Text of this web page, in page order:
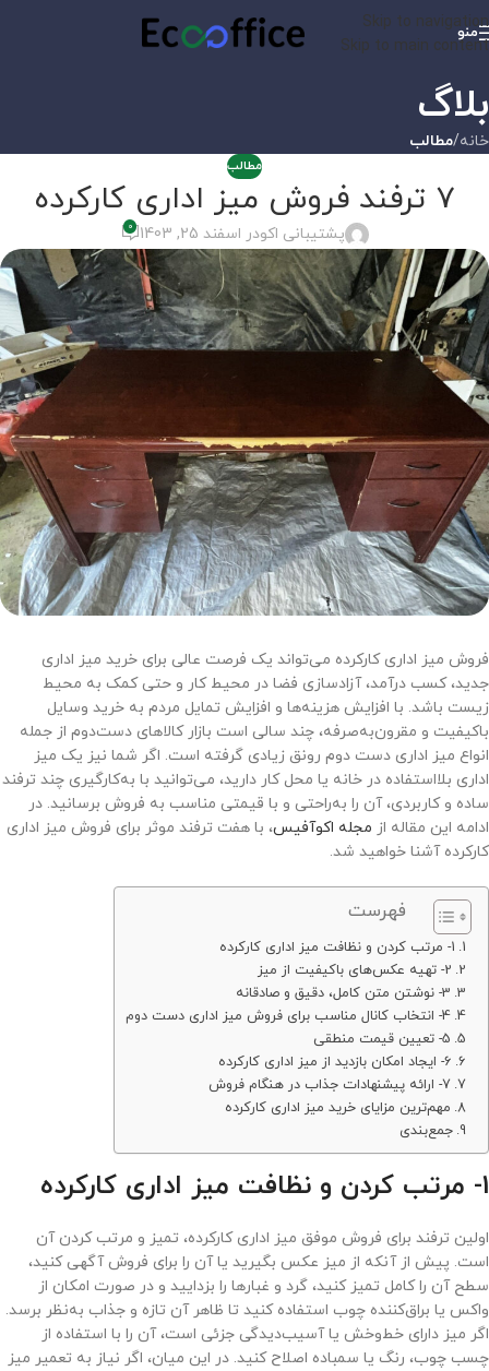
Skip to navigation
Skip to main content
منو
بلاگ
خانه/مطالب
مطالب
7 ترفند فروش میز اداری کارکرده
پشتیبانی اکودر اسفند 25, 1403 0
فروش میز اداری کارکرده می‌تواند یک فرصت عالی برای خرید میز اداری
جدید، کسب درآمد، آزادسازی فضا در محیط کار و حتی کمک به محیط
زیست باشد. با افزایش هزینه‌ها و افزایش تمایل مردم به خرید وسایل
باکیفیت و مقرون‌به‌صرفه، چند سالی است بازار کالاهای دست‌دوم از جمله
انواع میز اداری دست دوم رونق زیادی گرفته است. اگر شما نیز یک میز
اداری بلااستفاده در خانه یا محل کار دارید، می‌توانید با به‌کارگیری چند ترفند
ساده و کاربردی، آن را به‌راحتی و با قیمتی مناسب به فروش برسانید. در
ادامه این مقاله از مجله اکوآفیس، با هفت ترفند موثر برای فروش میز اداری
کارکرده آشنا خواهید شد.
فهرست
1- مرتب کردن و نظافت میز اداری کارکرده
2- تهیه عکس‌های باکیفیت از میز
3- نوشتن متن کامل، دقیق و صادقانه
4- انتخاب کانال مناسب برای فروش میز اداری دست دوم
5- تعیین قیمت منطقی
6- ایجاد امکان بازدید از میز اداری کارکرده
7- ارائه پیشنهادات جذاب در هنگام فروش
مهم‌ترین مزایای خرید میز اداری کارکرده
جمع‌بندی
1- مرتب کردن و نظافت میز اداری کارکرده
اولین ترفند برای فروش موفق میز اداری کارکرده، تمیز و مرتب کردن آن
است. پیش از آنکه از میز عکس بگیرید یا آن را برای فروش آگهی کنید،
سطح آن را کامل تمیز کنید، گرد و غبارها را بزدایید و در صورت امکان از
واکس یا براق‌کننده چوب استفاده کنید تا ظاهر آن تازه و جذاب به‌نظر برسد.
اگر میز دارای خط‌وخش یا آسیب‌دیدگی جزئی است، آن را با استفاده از
چسب چوب، رنگ یا سمباده اصلاح کنید. در این میان، اگر نیاز به تعمیر میز